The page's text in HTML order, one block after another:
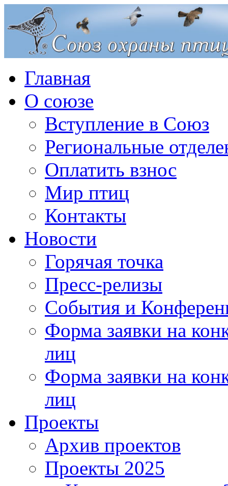
Главная
О союзе
Вступление в Союз
Региональные
Оплатить взнос
Мир птиц
Контакты
Новости
Горячая точка
Пресс-релизы
События и
Форма заявки на
лиц
Форма заявки на
лиц
Проекты
Архив проектов
Проекты 2025